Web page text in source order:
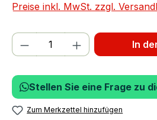
Preise inkl. MwSt. zzgl.
Produkt Anzahl: Gib
In
Stellen Sie eine Frage zu
Zum Merkzettel hinzufügen